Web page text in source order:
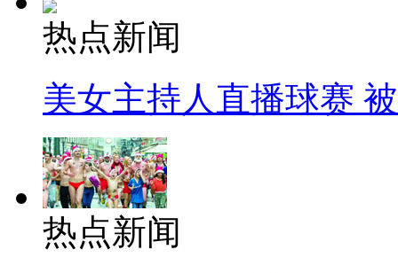
热点新闻
美女主持人直播球赛
热点新闻